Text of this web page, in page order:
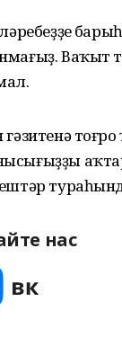
Ваҡыт
тоғро
нас